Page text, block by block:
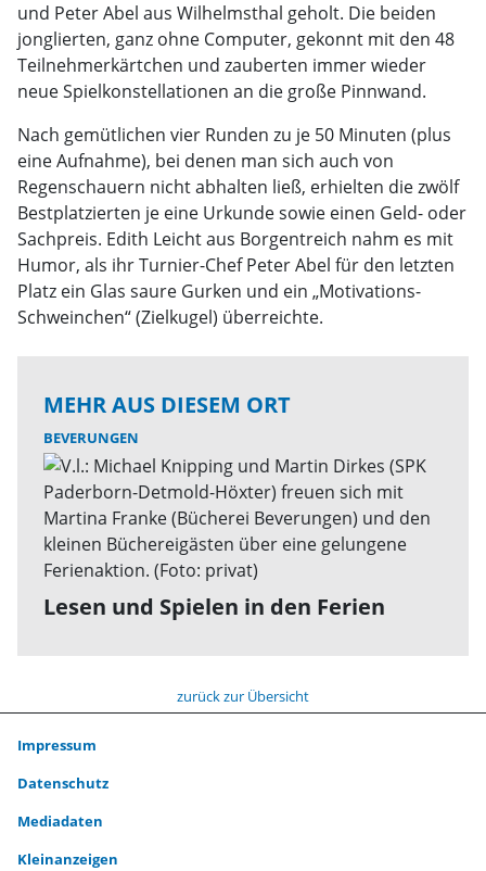
und Peter Abel aus Wilhelmsthal geholt. Die beiden
jonglierten, ganz ohne Computer, gekonnt mit den 48
Teilnehmerkärtchen und zauberten immer wieder
neue Spielkonstellationen an die große Pinnwand.
Nach gemütlichen vier Runden zu je 50 Minuten (plus
eine Aufnahme), bei denen man sich auch von
Regenschauern nicht abhalten ließ, erhielten die zwölf
Bestplatzierten je eine Urkunde sowie einen Geld- oder
Sachpreis. Edith Leicht aus Borgentreich nahm es mit
Humor, als ihr Turnier-Chef Peter Abel für den letzten
Platz ein Glas saure Gurken und ein „Motivations-
Schweinchen“ (Zielkugel) überreichte.
MEHR AUS DIESEM ORT
BEVERUNGEN
Lesen und Spielen in den Ferien
zurück zur Übersicht
Impressum
Datenschutz
Mediadaten
Kleinanzeigen